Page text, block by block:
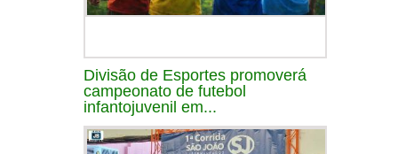
Divisão de Esportes promoverá
campeonato de futebol
infantojuvenil em...